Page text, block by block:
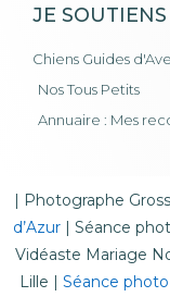
JE SOUTIENS
Chiens Guides
Nos Tous Petits
Annuaire : Mes
| Photographe
d’Azur | Séance
Vidéaste Mariage
Lille | Séance